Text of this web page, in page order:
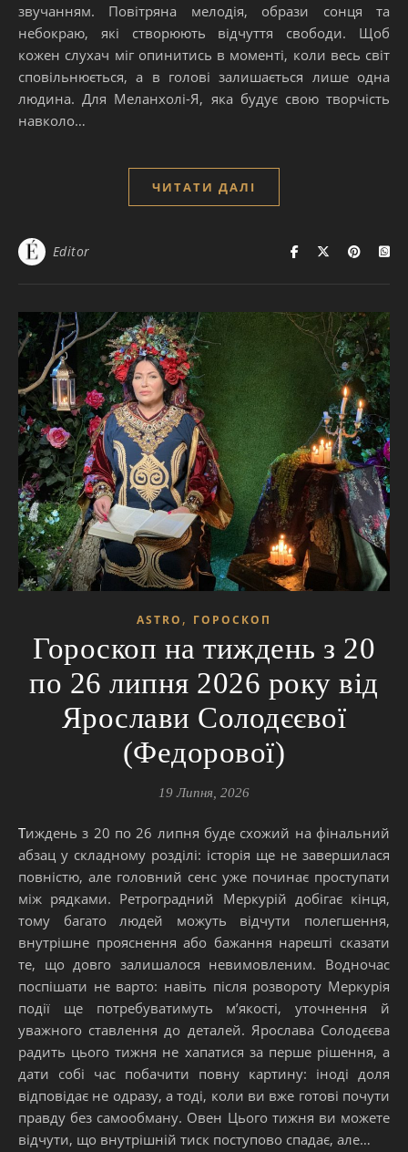
звучанням. Повітряна мелодія, образи сонця та
небокраю, які створюють відчуття свободи. Щоб
кожен слухач міг опинитись в моменті, коли весь світ
сповільнюється, а в голові залишається лише одна
людина. Для Меланхолі-Я, яка будує свою творчість
навколо…
ЧИТАТИ ДАЛІ
Editor
ASTRO , ГОРОСКОП
Гороскоп на тиждень з 20
по 26 липня 2026 року від
Ярослави Солодєєвої
(Федорової)
19 Липня, 2026
Тиждень з 20 по 26 липня буде схожий на фінальний
абзац у складному розділі: історія ще не завершилася
повністю, але головний сенс уже починає проступати
між рядками. Ретроградний Меркурій добігає кінця,
тому багато людей можуть відчути полегшення,
внутрішне прояснення або бажання нарешті сказати
те, що довго залишалося невимовленим. Водночас
поспішати не варто: навіть після розвороту Меркурія
події ще потребуватимуть м’якості, уточнення й
уважного ставлення до деталей. Ярослава Солодєєва
радить цього тижня не хапатися за перше рішення, а
дати собі час побачити повну картину: іноді доля
відповідає не одразу, а тоді, коли ви вже готові почути
правду без самообману. Овен Цього тижня ви можете
відчути, що внутрішній тиск поступово спадає, але…